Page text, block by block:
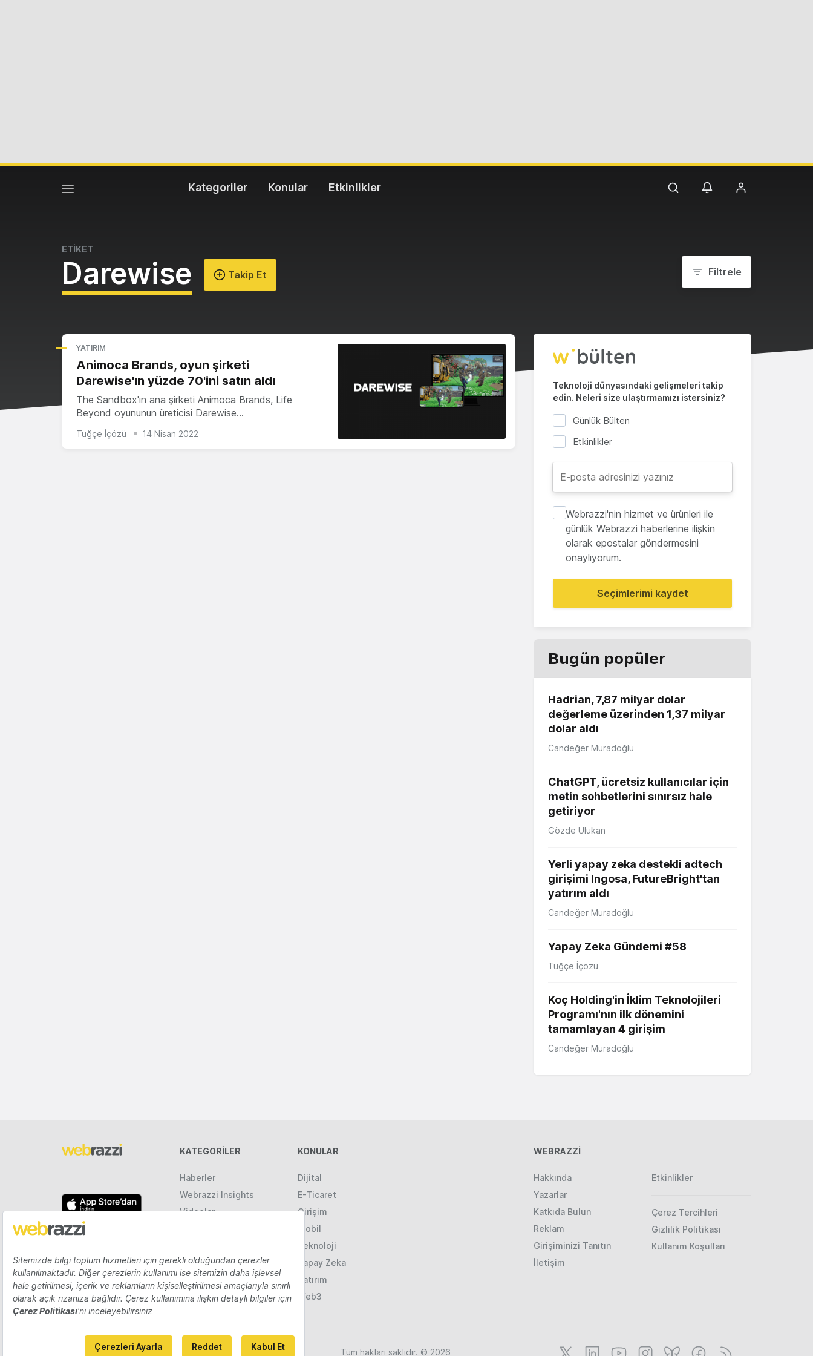
Kategoriler Konular Etkinlikler
ETİKET
Darewise Takip Et Filtrele
YATIRIM
Animoca Brands, oyun şirketi
Darewise'ın yüzde 70'ini satın aldı
The Sandbox'ın ana şirketi Animoca Brands, Life
Beyond oyununun üreticisi Darewise…
Tuğçe İçözü 14 Nisan 2022
Teknoloji dünyasındaki gelişmeleri takip
edin. Neleri size ulaştırmamızı istersiniz?
Günlük Bülten
Etkinlikler
Webrazzi'nin hizmet ve ürünleri ile
günlük Webrazzi haberlerine ilişkin
olarak epostalar göndermesini
onaylıyorum.
Seçimlerimi kaydet
Bugün popüler
Hadrian, 7,87 milyar dolar
değerleme üzerinden 1,37 milyar
dolar aldı
Candeğer Muradoğlu
ChatGPT, ücretsiz kullanıcılar için
metin sohbetlerini sınırsız hale
getiriyor
Gözde Ulukan
Yerli yapay zeka destekli adtech
girişimi Ingosa, FutureBright'tan
yatırım aldı
Candeğer Muradoğlu
Yapay Zeka Gündemi #58
Tuğçe İçözü
Koç Holding'in İklim Teknolojileri
Programı'nın ilk dönemini
tamamlayan 4 girişim
Candeğer Muradoğlu
KATEGORILER
Haberler
Webrazzi Insights
Videolar
KONULAR
Dijital
E-Ticaret
Girişim
Mobil
Teknoloji
Yapay Zeka
Yatırım
Web3
WEBRAZZİ
Hakkında
Yazarlar
Katkıda Bulun
Reklam
Girişiminizi Tanıtın
İletişim
Etkinlikler
Çerez Tercihleri
Gizlilik Politikası
Kullanım Koşulları
Tüm hakları saklıdır. © 2026